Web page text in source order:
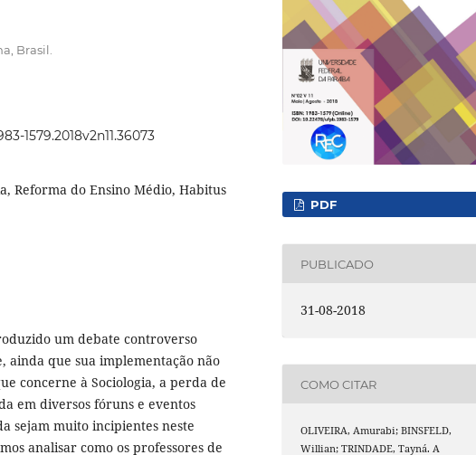
Brasil.
1579.2018v2n11.36073
Reforma do Ensino Médio, Habitus
um debate controverso
ainda que sua implementação não
concerne à Sociologia, a perda de
em diversos fóruns e eventos
sejam muito incipientes neste
analisar como os professores de
PDF
PUBLICADO
31-08-2018
COMO CITAR
OLIVEIRA, Amurabi; BINSFELD,
Willian; TRINDADE, Tayná. A